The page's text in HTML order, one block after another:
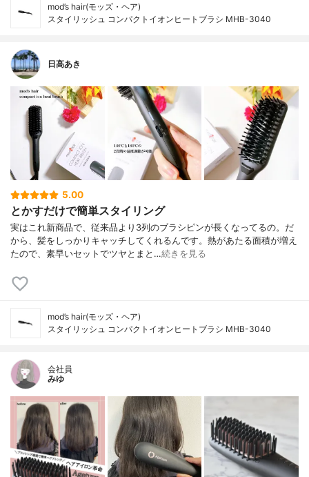
mod’s hair(モッズ・ヘア)
スタイリッシュ コンパクトイオンヒートブラシ MHB-3040
日高あき
5.00
とかすだけで簡単スタイリング
実はこれ新商品で、従来品より3列のブラシピンが長くなってるの。だ
から、髪をしっかりキャッチしてくれるんです。熱があたる面積が増え
たので、素早いセットでツヤとまと…続きを見る
mod’s hair(モッズ・ヘア)
スタイリッシュ コンパクトイオンヒートブラシ MHB-3040
会社員
みゆ